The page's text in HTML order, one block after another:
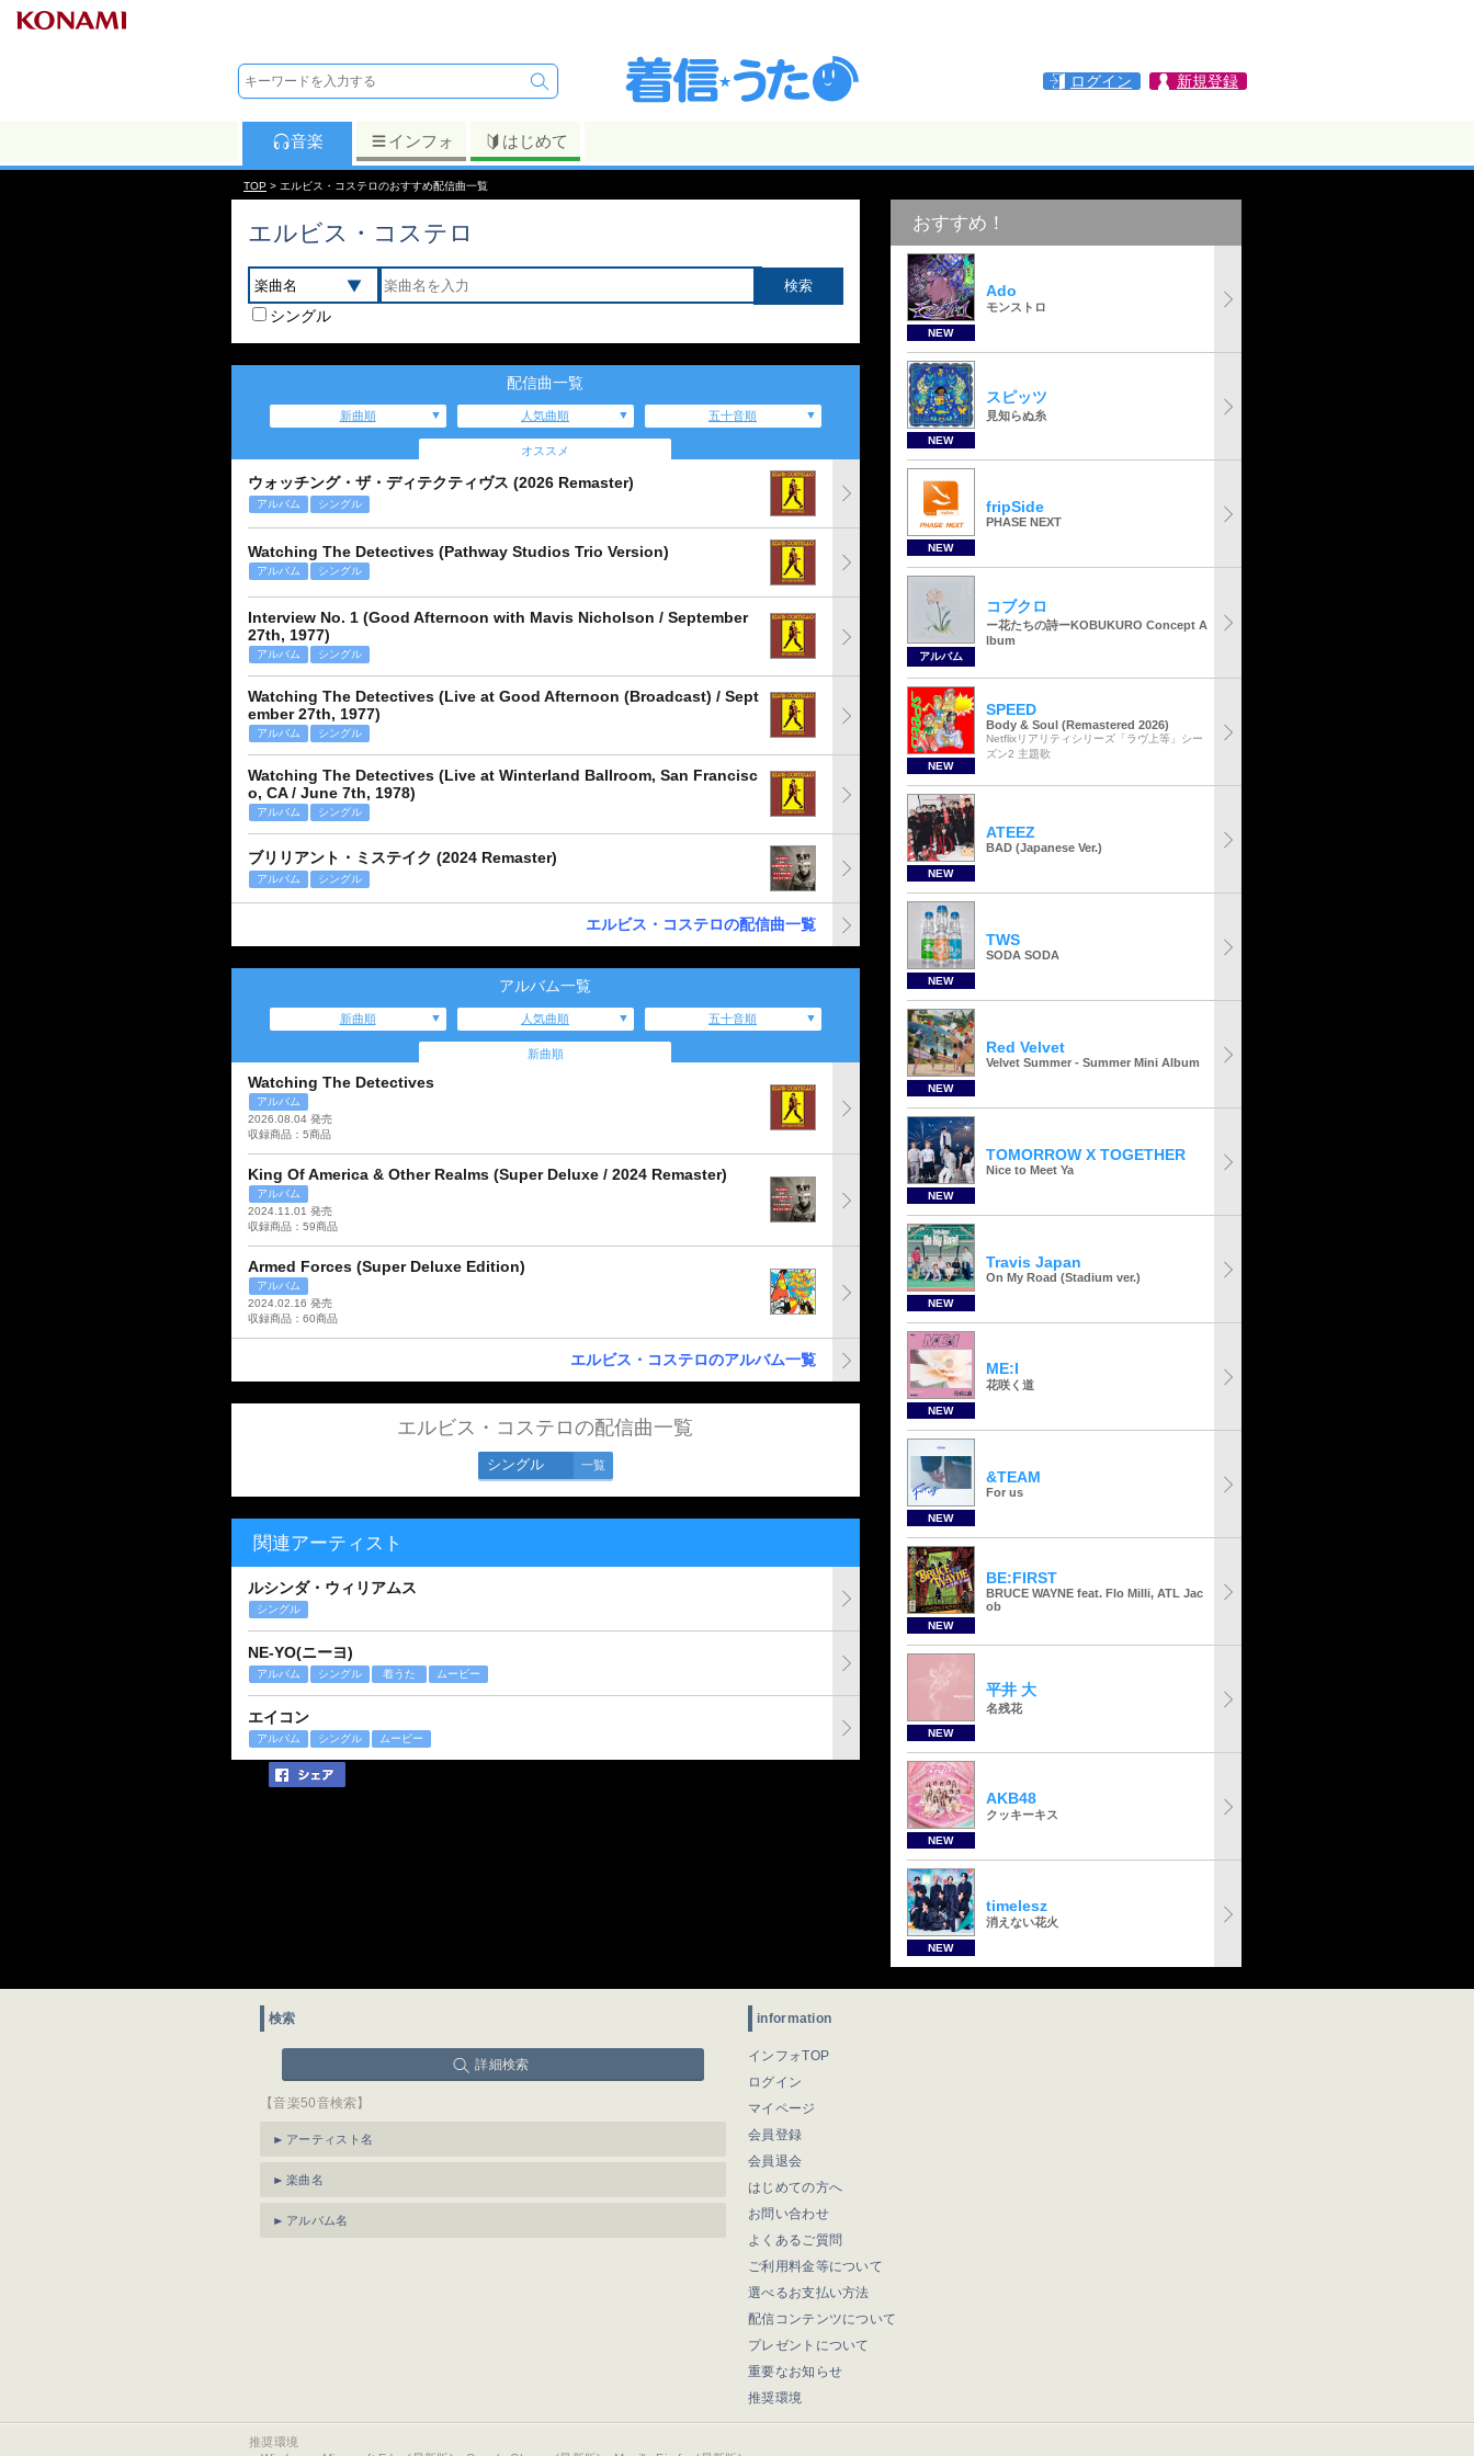
ログイン 新規登録
音楽 インフォ はじめて
TOP > エルビス・コステロのおすすめ配信曲一覧
エルビス・コステロ
シングル
配信曲一覧
新曲順 人気曲順 五十音順
オススメ
ウォッチング・ザ・ディテクティヴス (2026 Remaster)
アルバム シングル
Watching The Detectives (Pathway Studios Trio Version)
アルバム シングル
Interview No. 1 (Good Afternoon with Mavis Nicholson / September
27th, 1977)
アルバム シングル
Watching The Detectives (Live at Good Afternoon (Broadcast) / Sept
ember 27th, 1977)
アルバム シングル
Watching The Detectives (Live at Winterland Ballroom, San Francisc
o, CA / June 7th, 1978)
アルバム シングル
ブリリアント・ミステイク (2024 Remaster)
アルバム シングル
エルビス・コステロの配信曲一覧
アルバム一覧
新曲順 人気曲順 五十音順
新曲順
Watching The Detectives
アルバム
2026.08.04 発売
収録商品：5商品
King Of America & Other Realms (Super Deluxe / 2024 Remaster)
アルバム
2024.11.01 発売
収録商品：59商品
Armed Forces (Super Deluxe Edition)
アルバム
2024.02.16 発売
収録商品：60商品
エルビス・コステロのアルバム一覧
エルビス・コステロの配信曲一覧
シングル 一覧
関連アーティスト
ルシンダ・ウィリアムス
シングル
NE-YO(ニーヨ)
アルバム シングル 着うた ムービー
エイコン
アルバム シングル ムービー
おすすめ！
NEW
Ado
モンストロ
NEW
スピッツ
見知らぬ糸
NEW
fripSide
PHASE NEXT
アルバム
コブクロ
ー花たちの詩ーKOBUKURO Concept A
lbum
NEW
SPEED
Body & Soul (Remastered 2026)
Netflixリアリティシリーズ「ラヴ上等」シー
ズン2 主題歌
NEW
ATEEZ
BAD (Japanese Ver.)
NEW
TWS
SODA SODA
NEW
Red Velvet
Velvet Summer - Summer Mini Album
NEW
TOMORROW X TOGETHER
Nice to Meet Ya
NEW
Travis Japan
On My Road (Stadium ver.)
NEW
ME:I
花咲く道
NEW
&TEAM
For us
NEW
BE:FIRST
BRUCE WAYNE feat. Flo Milli, ATL Jac
ob
NEW
平井 大
名残花
NEW
AKB48
クッキーキス
NEW
timelesz
消えない花火
検索
詳細検索
【音楽50音検索】
アーティスト名
楽曲名
アルバム名
information
インフォTOP
ログイン
マイページ
会員登録
会員退会
はじめての方へ
お問い合わせ
よくあるご質問
ご利用料金等について
選べるお支払い方法
配信コンテンツについて
プレゼントについて
重要なお知らせ
推奨環境
推奨環境